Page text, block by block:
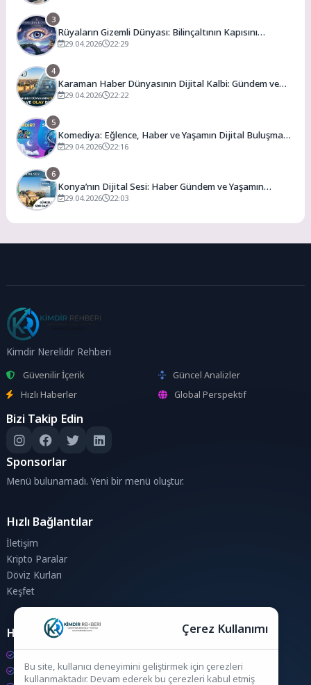
3
Rüyaların Gizemli Dünyası: Bilinçaltının Kapısını
Aralamak
29.04.2026 22:29
4
Karaman Haber Dünyasının Dijital Kalbi: Gündem ve
Olay
29.04.2026 22:22
5
Komediya: Eğlence, Haber ve Yaşamın Dijital Buluşma
Noktası
29.04.2026 22:16
6
Konya’nın Dijital Sesi: Haber Gündem ve Yaşamın
Merkezi
29.04.2026 22:03
Kimdir Nerelidir Rehberi
Güvenilir İçerik
Güncel Analizler
Hızlı Haberler
Global Perspektif
Bizi Takip Edin
Sponsorlar
Menü bulunamadı. Yeni bir menü oluştur.
Hızlı Bağlantılar
İletişim
Kripto Paralar
Döviz Kurları
Keşfet
Hesaplamalar
Döviz Hesaplama
Çerez Kullanımı
Bu site, kullanıcı deneyimini geliştirmek için çerezleri
kullanmaktadır. Devam ederek bu çerezleri kabul etmiş